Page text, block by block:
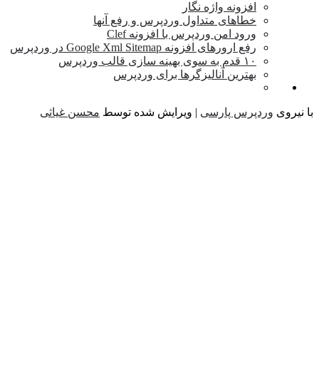
افزونه واژه نگار
خطاهای متداول وردپرس و رفع آنها
ورود امن وردپرس با افزونه Clef
رفع ارورهای افزونه Google Xml Sitemap در وردپرس
۱۰ قدم به سوی بهینه سازی قالب وردپرس
بهترین آنالیزگرها برای وردپرس
وردپرس پارسی | ویرایش شده توسطمحسن غیاثی